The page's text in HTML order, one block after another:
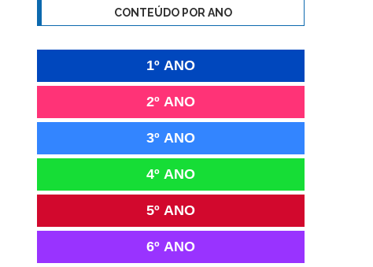
CONTEÚDO POR ANO
1º ANO
2º ANO
3º ANO
4º ANO
5º ANO
6º ANO